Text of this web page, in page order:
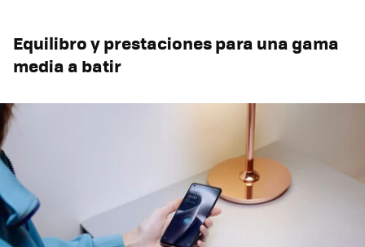
Equilibro y prestaciones para una gama
media a batir